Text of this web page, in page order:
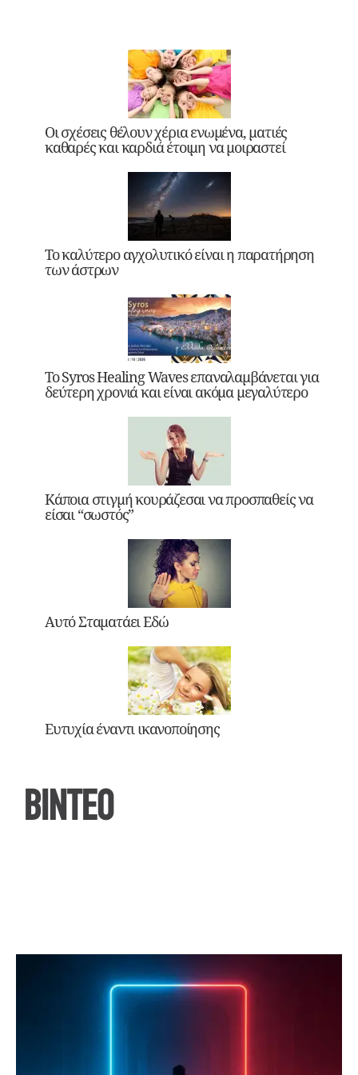
Οι σχέσεις θέλουν χέρια ενωμένα, ματιές
καθαρές και καρδιά έτοιμη να μοιραστεί
Το καλύτερο αγχολυτικό είναι η παρατήρηση
των άστρων
Το Syros Healing Waves επαναλαμβάνεται για
δεύτερη χρονιά και είναι ακόμα μεγαλύτερο
Κάποια στιγμή κουράζεσαι να προσπαθείς να
είσαι “σωστός”
Αυτό Σταματάει Εδώ
Ευτυχία έναντι ικανοποίησης
ΒΙΝΤΕΟ